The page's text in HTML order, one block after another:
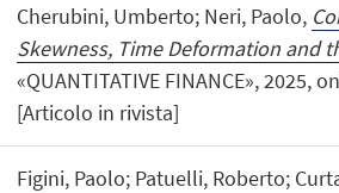
Cherubini, Umberto; Neri, Paolo,
Skewness, Time Deformation and
«QUANTITATIVE FINANCE», 2025,
[Articolo in rivista]
Figini, Paolo; Patuelli, Roberto;